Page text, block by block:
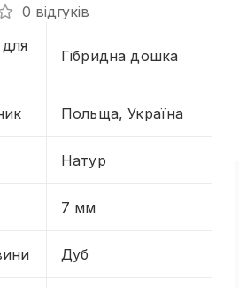
0 відгуків
Гібридна дошка
Польща, Україна
Натур
7 мм
Дуб